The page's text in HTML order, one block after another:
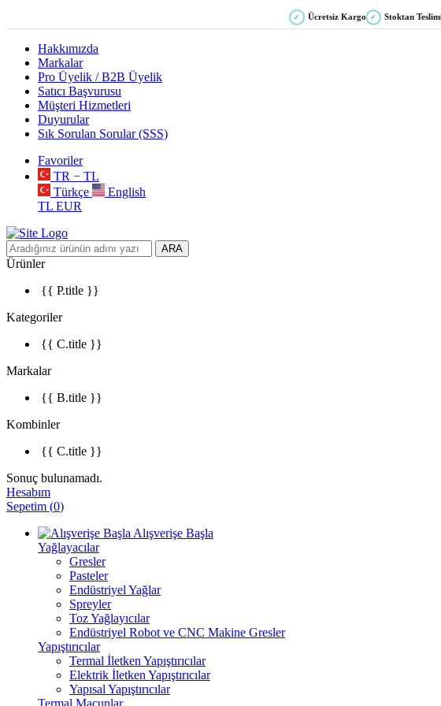
✓ Ücretsiz Kargo ✓ Stoktan Teslim
Hakkımızda
Markalar
Pro Üyelik / B2B Üyelik
Satıcı Başvurusu
Müşteri Hizmetleri
Duyurular
Sık Sorulan Sorular (SSS)
Favoriler
TR − TL
Türkçe
English
TL EUR
ARA
Ürünler
{{ P.title }}
Kategoriler
{{ C.title }}
Markalar
{{ B.title }}
Kombinler
{{ C.title }}
Sonuç bulunamadı.
Hesabım
Sepetim (0)
Alışverişe Başla
Yağlayacılar
Gresler
Pasteler
Endüstriyel Yağlar
Spreyler
Toz Yağlayıcılar
Endüstriyel Robot ve CNC Makine Gresler
Yapıştırıcılar
Termal İletken Yapıştırıcılar
Elektrik İletken Yapıştırıcılar
Yapısal Yapıştırıcılar
Termal Macunlar